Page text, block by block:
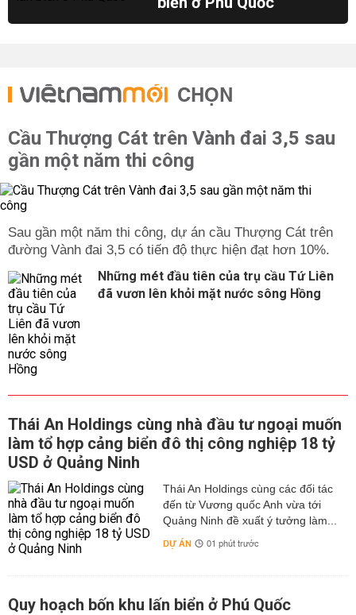
CHỌN
Cầu Thượng Cát trên Vành đai 3,5 sau
gần một năm thi công
Sau gần một năm thi công, dự án cầu Thượng Cát trên
đường Vành đai 3,5 có tiến độ thực hiện đạt hơn 10%.
Những mét đầu tiên của trụ cầu Tứ Liên
đã vươn lên khỏi mặt nước sông Hồng
Thái An Holdings cùng nhà đầu tư ngoại muốn
làm tổ hợp cảng biển đô thị công nghiệp 18 tỷ
USD ở Quảng Ninh
Thái An Holdings cùng các đối tác
đến từ Vương quốc Anh vừa tới
Quảng Ninh đề xuất ý tưởng làm...
DỰ ÁN 01 phút trước
Quy hoạch bốn khu lấn biển ở Phú Quốc